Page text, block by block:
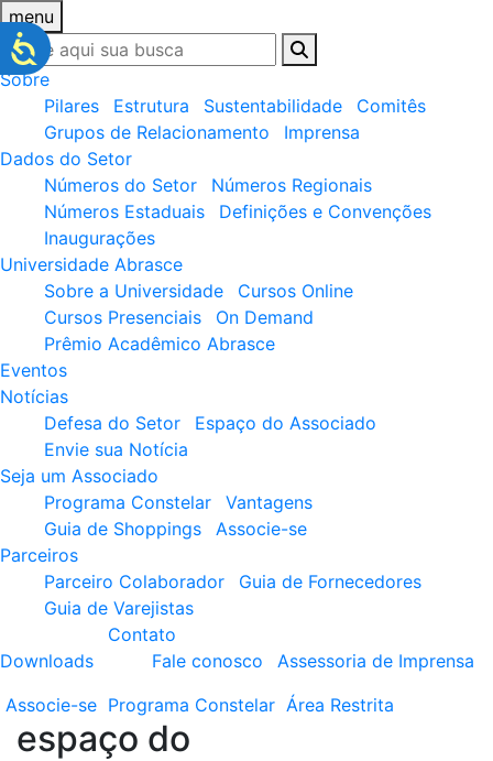
menu
Sobre
Pilares
Estrutura Sustentabilidade
Comitês
Grupos de Relacionamento
Imprensa
Dados do Setor
Números do Setor
Números Regionais
Números Estaduais
Definições e Convenções
Inaugurações
Universidade Abrasce
Sobre a Universidade
Cursos Online
Cursos Presenciais
On Demand
Prêmio Acadêmico Abrasce
Eventos
Notícias
Defesa do Setor
Espaço do Associado
Envie sua Notícia
Seja um Associado
Programa Constelar
Vantagens
Guia de Shoppings
Associe-se
Parceiros
Parceiro Colaborador
Guia de Fornecedores
Guia de Varejistas
Downloads
Contato
Fale conosco
Assessoria de Imprensa
Associe-se Programa Constelar Área Restrita
espaço do